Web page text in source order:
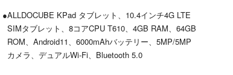
●ALLDOCUBE KPad タブレット、10.4インチ4G LTE
SIMタブレット、8コアCPU T610、4GB RAM、64GB
ROM、Android11、6000mAhバッテリー、5MP/5MP
カメラ、デュアルWi-Fi、Bluetooth 5.0